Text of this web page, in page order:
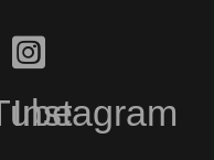
Instagram